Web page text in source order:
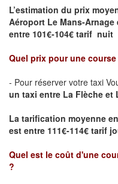
L’estimation du prix
Aéroport Le Mans-Arnage
entre 101€-104€ tarif nuit
Quel prix pour une
- Pour réserver votre taxi
un taxi entre La Flèche et
La tarification moyenne
est entre 111€-114€ tarif
Quel est le coût d'une
?